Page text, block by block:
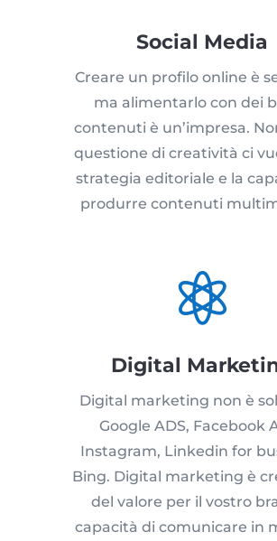
Social Media
Creare un profilo online è
ma alimentarlo con dei
contenuti è un’impresa.
questione di creatività ci
strategia editoriale e la
produrre contenuti

Digital
Digital marketing non è
Google ADS, Facebook
Instagram, Linkedin for
Bing. Digital marketing è
del valore per il vostro
capacità di comunicare in